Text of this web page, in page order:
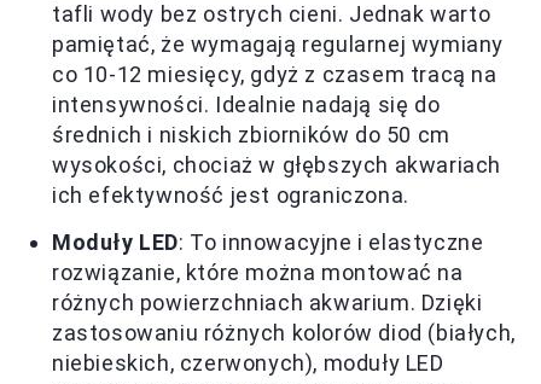
tafli wody bez ostrych cieni. Jednak warto
pamiętać, że wymagają regularnej wymiany
co 10-12 miesięcy, gdyż z czasem tracą na
intensywności. Idealnie nadają się do
średnich i niskich zbiorników do 50 cm
wysokości, chociaż w głębszych akwariach
ich efektywność jest ograniczona.
Moduły LED: To innowacyjne i elastyczne
rozwiązanie, które można montować na
różnych powierzchniach akwarium. Dzięki
zastosowaniu różnych kolorów diod (białych,
niebieskich, czerwonych), moduły LED